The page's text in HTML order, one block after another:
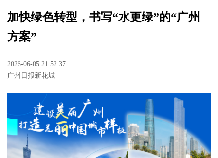
加快绿色转型，书写“水更绿”的“广州
方案”
2026-06-05 21:52:37
广州日报新花城